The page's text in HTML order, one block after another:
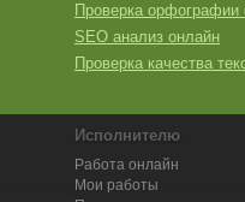
Проверка орфографии
SEO анализ онлайн
Проверка качества
Исполнителю
Работа онлайн
Мои работы